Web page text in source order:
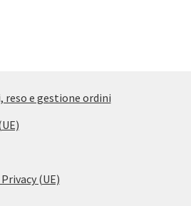
reso e gestione ordini
(UE)